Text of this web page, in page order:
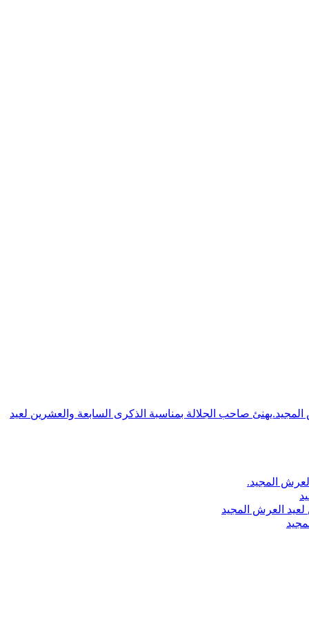
صاحب الجلالة بمناسبة الذكرى السابعة والعشرين لعيد
المجيد.
العرش المجيد